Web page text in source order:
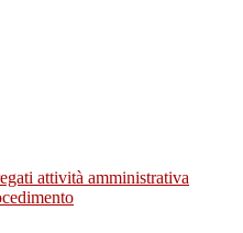
attività amministrativa